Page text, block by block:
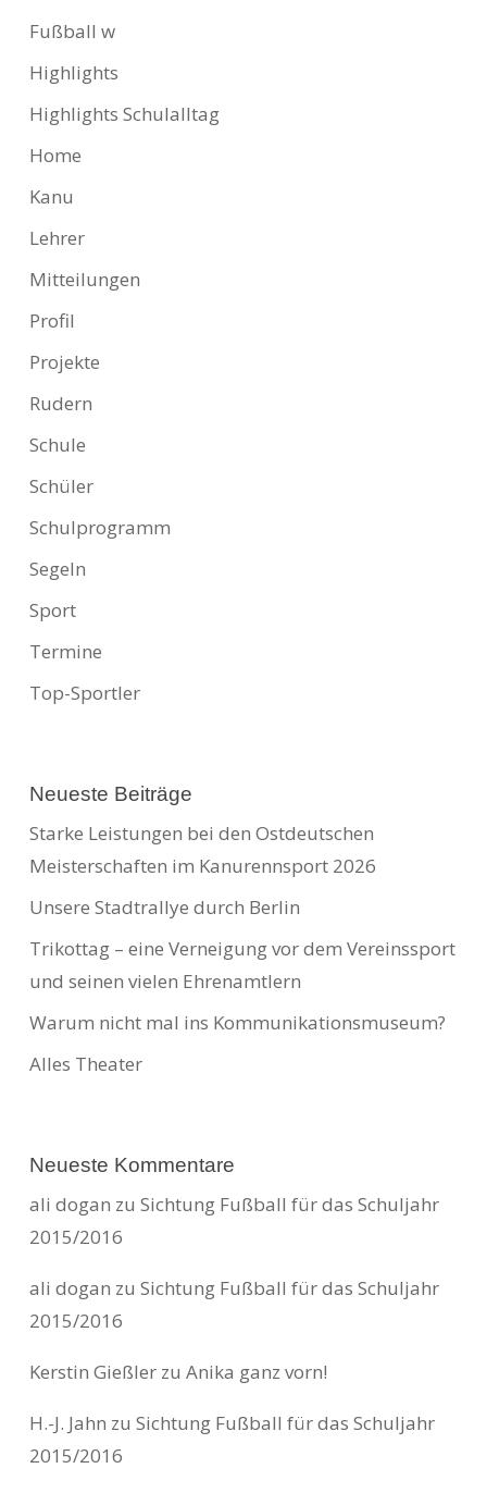
Fußball w
Highlights
Highlights Schulalltag
Home
Kanu
Lehrer
Mitteilungen
Profil
Projekte
Rudern
Schule
Schüler
Schulprogramm
Segeln
Sport
Termine
Top-Sportler
Neueste Beiträge
Starke Leistungen bei den Ostdeutschen
Meisterschaften im Kanurennsport 2026
Unsere Stadtrallye durch Berlin
Trikottag – eine Verneigung vor dem Vereinssport
und seinen vielen Ehrenamtlern
Warum nicht mal ins Kommunikationsmuseum?
Alles Theater
Neueste Kommentare
ali dogan zu Sichtung Fußball für das Schuljahr
2015/2016
ali dogan zu Sichtung Fußball für das Schuljahr
2015/2016
Kerstin Gießlerzu Anika ganz vorn!
H.-J. Jahn zu Sichtung Fußball für das Schuljahr
2015/2016